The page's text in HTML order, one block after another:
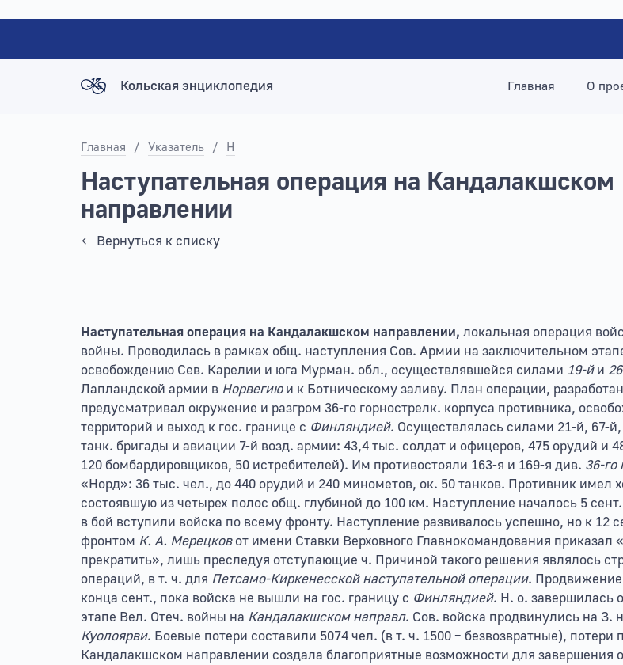
Кольская энциклопедия Главная О
Главная / Указатель / Н
Наступательная операция на Кандалакшском
направлении
Вернуться к списку
Наступательная операция на Кандалакшском направлении, локальная операция
войны. Проводилась в рамках общ. наступления Сов. Армии на заключительном
освобождению Сев. Карелии и юга Мурман. обл., осуществлявшейся силами 19-йи
Лапландской армии в Норвегиюи к Ботническому заливу. План операции,
предусматривал окружение и разгром 36-го горнострелк. корпуса противника,
территорий и выход к гос. границе с Финляндией. Осуществлялась силами 21-й, 67-
танк. бригады и авиации 7-й возд. армии: 43,4 тыс. солдат и офицеров, 475 орудий и
120 бомбардировщиков, 50 истребителей). Им противостояли 163-я и 169-я див. 36-го
«Норд»: 36 тыс. чел., до 440 орудий и 240 минометов, ок. 50 танков. Противник
состоявшую из четырех полос общ. глубиной до 100 км. Наступление началось 5
в бой вступили войска по всему фронту. Наступление развивалось успешно, но к 12
фронтом К. А. Мерецковот имени Ставки Верховного Главнокомандования
прекратить», лишь преследуя отступающие ч. Причиной такого решения являлось
операций, в т. ч. для Петсамо-Киркенесской наступательной операции.
конца сент., пока войска не вышли на гос. границу с Финляндией. Н. о. завершилась
этапе Вел. Отеч. войны на Кандалакшском направл. Сов. войска продвинулись на З.
Куолоярви. Боевые потери составили 5074 чел. (в т. ч. 1500 – безвозвратные),
Кандалакшском направлении создала благоприятные возможности для завершения